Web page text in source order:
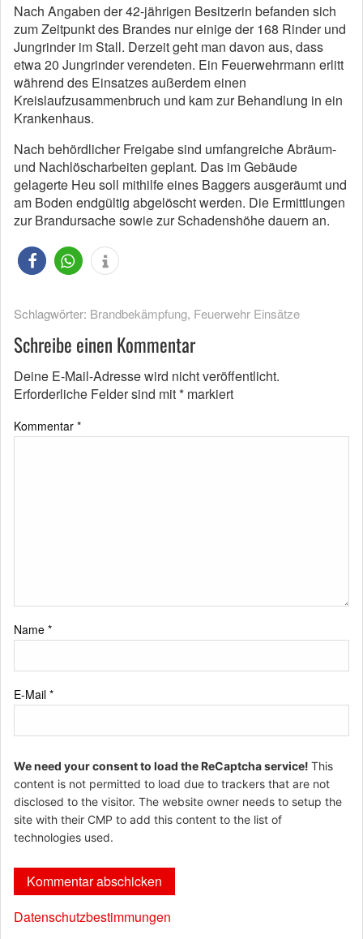
Nach Angaben der 42-jährigen Besitzerin befanden sich
zum Zeitpunkt des Brandes nur einige der 168 Rinder und
Jungrinder im Stall. Derzeit geht man davon aus, dass
etwa 20 Jungrinder verendeten. Ein Feuerwehrmann erlitt
während des Einsatzes außerdem einen
Kreislaufzusammenbruch und kam zur Behandlung in ein
Krankenhaus.
Nach behördlicher Freigabe sind umfangreiche Abräum-
und Nachlöscharbeiten geplant. Das im Gebäude
gelagerte Heu soll mithilfe eines Baggers ausgeräumt und
am Boden endgültig abgelöscht werden. Die Ermittlungen
zur Brandursache sowie zur Schadenshöhe dauern an.
Schlagwörter: Brandbekämpfung, Feuerwehr Einsätze
Schreibe einen Kommentar
Deine E-Mail-Adresse wird nicht veröffentlicht.
Erforderliche Felder sind mit* markiert
Kommentar *
Name *
E-Mail *
We need your consent to load the ReCaptcha service! This
content is not permitted to load due to trackers that are not
disclosed to the visitor. The website owner needs to setup the
site with their CMP to add this content to the list of
technologies used.
Datenschutzbestimmungen